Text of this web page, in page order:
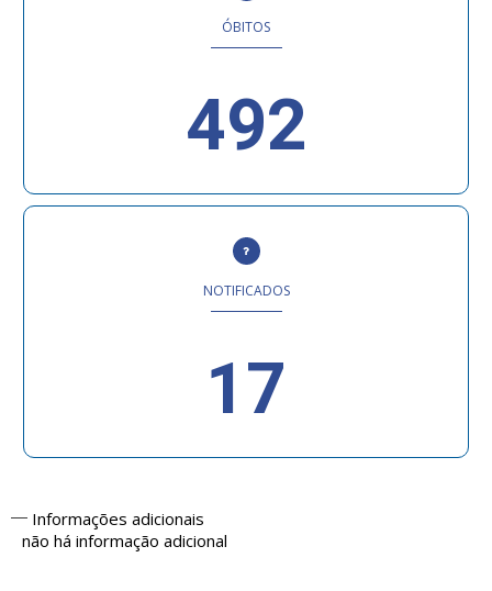
ÓBITOS
492
NOTIFICADOS
17
Informações adicionais
não há informação adicional